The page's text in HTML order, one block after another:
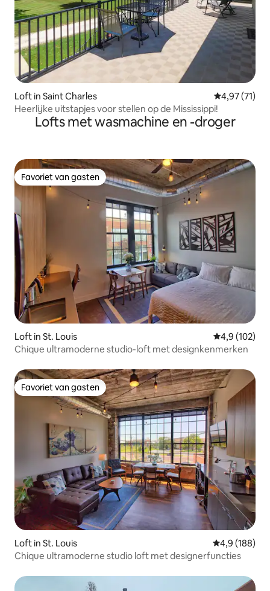
Loft in Saint Charles Gemiddelde
4,97 (71)
Heerlijke uitstapjes voor stellen op de Mississippi!
Lofts met wasmachine en -droger
Favoriet van gasten
Favoriet van gasten
Loft in St. Louis Gemiddelde
4,9 (102)
Chique ultramoderne studio-loft met designkenmerken
Favoriet van gasten
Favoriet van gasten
Loft in St. Louis Gemiddelde
4,9 (188)
Chique ultramoderne studio loft met designerfuncties